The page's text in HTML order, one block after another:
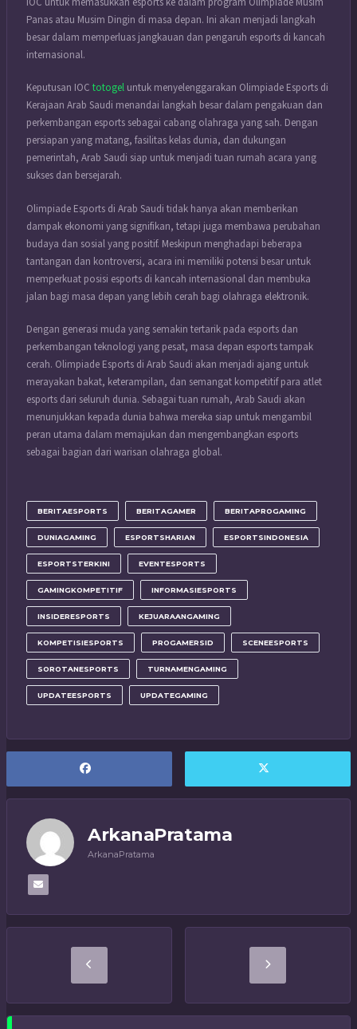
Panas atau Musim Dingin di masa depan. Ini akan menjadi langkah
besar dalam memperluas jangkauan dan pengaruh esports di kancah
internasional.
Keputusan IOC totogel untuk menyelenggarakan Olimpiade Esports di
Kerajaan Arab Saudi menandai langkah besar dalam pengakuan dan
perkembangan esports sebagai cabang olahraga yang sah. Dengan
persiapan yang matang, fasilitas kelas dunia, dan dukungan
pemerintah, Arab Saudi siap untuk menjadi tuan rumah acara yang
sukses dan bersejarah.
Olimpiade Esports di Arab Saudi tidak hanya akan memberikan
dampak ekonomi yang signifikan, tetapi juga membawa perubahan
budaya dan sosial yang positif. Meskipun menghadapi beberapa
tantangan dan kontroversi, acara ini memiliki potensi besar untuk
memperkuat posisi esports di kancah internasional dan membuka
jalan bagi masa depan yang lebih cerah bagi olahraga elektronik.
Dengan generasi muda yang semakin tertarik pada esports dan
perkembangan teknologi yang pesat, masa depan esports tampak
cerah. Olimpiade Esports di Arab Saudi akan menjadi ajang untuk
merayakan bakat, keterampilan, dan semangat kompetitif para atlet
esports dari seluruh dunia. Sebagai tuan rumah, Arab Saudi akan
menunjukkan kepada dunia bahwa mereka siap untuk mengambil
peran utama dalam memajukan dan mengembangkan esports
sebagai bagian dari warisan olahraga global.
BERITAESPORTS BERITAGAMER BERITAPROGAMING
DUNIAGAMING ESPORTSHARIAN ESPORTSINDONESIA
ESPORTSTERKINI EVENTESPORTS
GAMINGKOMPETITIF INFORMASIESPORTS
INSIDERESPORTS KEJUARAANGAMING
KOMPETISIESPORTS PROGAMERSID SCENEESPORTS
SOROTANESPORTS TURNAMENGAMING
UPDATEESPORTS UPDATEGAMING
ArkanaPratama
ArkanaPratama